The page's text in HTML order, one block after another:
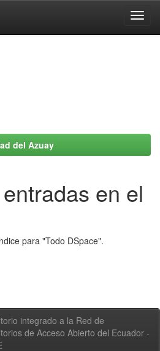
del Azuay
en el
para "Todo DSpace".
integrado a la Red de
de Acceso Abierto del Ecuador -